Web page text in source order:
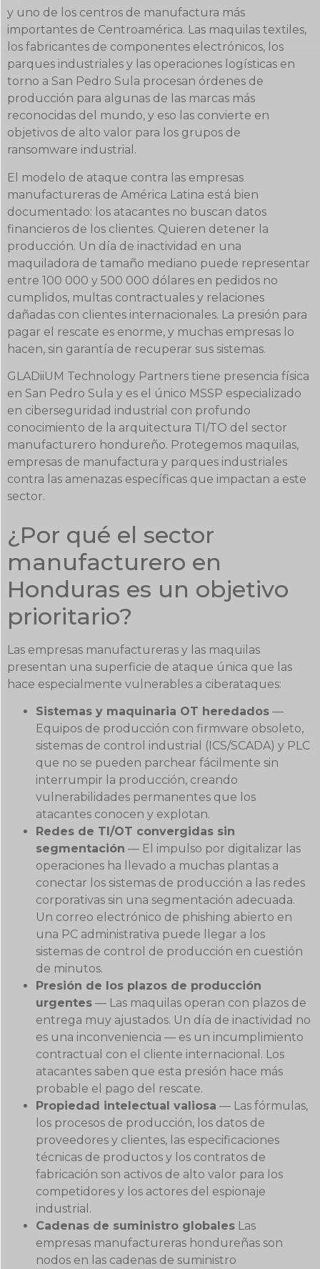
y uno de los centros de manufactura más
importantes de Centroamérica. Las maquilas textiles,
los fabricantes de componentes electrónicos, los
parques industriales y las operaciones logísticas en
torno a San Pedro Sula procesan órdenes de
producción para algunas de las marcas más
reconocidas del mundo, y eso las convierte en
objetivos de alto valor para los grupos de
ransomware industrial.
El modelo de ataque contra las empresas
manufactureras de América Latina está bien
documentado: los atacantes no buscan datos
financieros de los clientes. Quieren detener la
producción. Un día de inactividad en una
maquiladora de tamaño mediano puede representar
entre 100 000 y 500 000 dólares en pedidos no
cumplidos, multas contractuales y relaciones
dañadas con clientes internacionales. La presión para
pagar el rescate es enorme, y muchas empresas lo
hacen, sin garantía de recuperar sus sistemas.
GLADiiUM Technology Partners tiene presencia física
en San Pedro Sula y es el único MSSP especializado
en ciberseguridad industrial con profundo
conocimiento de la arquitectura TI/TO del sector
manufacturero hondureño. Protegemos maquilas,
empresas de manufactura y parques industriales
contra las amenazas específicas que impactan a este
sector.
¿Por qué el sector
manufacturero en
Honduras es un objetivo
prioritario?
Las empresas manufactureras y las maquilas
presentan una superficie de ataque única que las
hace especialmente vulnerables a ciberataques:
Sistemas y maquinaria OT heredados —
Equipos de producción con firmware obsoleto,
sistemas de control industrial (ICS/SCADA) y PLC
que no se pueden parchear fácilmente sin
interrumpir la producción, creando
vulnerabilidades permanentes que los
atacantes conocen y explotan.
Redes de TI/OT convergidas sin
segmentación — El impulso por digitalizar las
operaciones ha llevado a muchas plantas a
conectar los sistemas de producción a las redes
corporativas sin una segmentación adecuada.
Un correo electrónico de phishing abierto en
una PC administrativa puede llegar a los
sistemas de control de producción en cuestión
de minutos.
Presión de los plazos de producción
urgentes — Las maquilas operan con plazos de
entrega muy ajustados. Un día de inactividad no
es una inconveniencia — es un incumplimiento
contractual con el cliente internacional. Los
atacantes saben que esta presión hace más
probable el pago del rescate.
Propiedad intelectual valiosa — Las fórmulas,
los procesos de producción, los datos de
proveedores y clientes, las especificaciones
técnicas de productos y los contratos de
fabricación son activos de alto valor para los
competidores y los actores del espionaje
industrial.
Cadenas de suministro globales Las
empresas manufactureras hondureñas son
nodos en las cadenas de suministro